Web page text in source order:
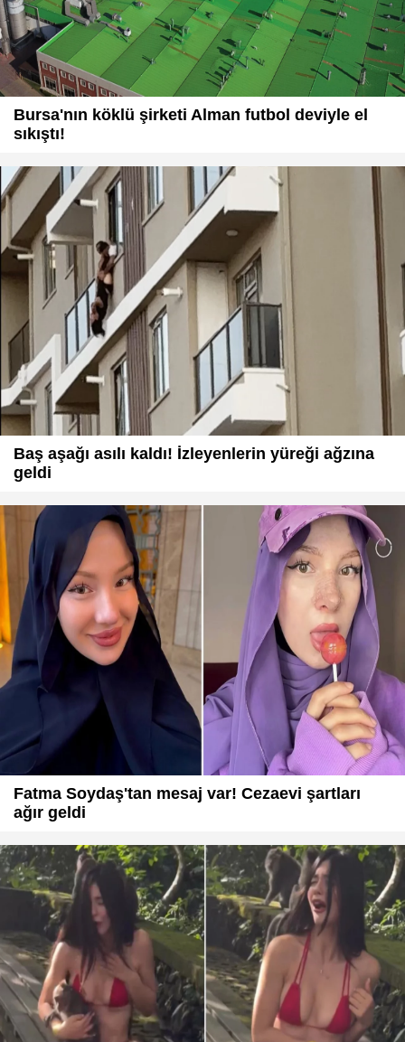
Bursa'nın köklü şirketi Alman futbol deviyle el
sıkıştı!
Baş aşağı asılı kaldı! İzleyenlerin yüreği ağzına
geldi
Fatma Soydaş'tan mesaj var! Cezaevi şartları
ağır geldi